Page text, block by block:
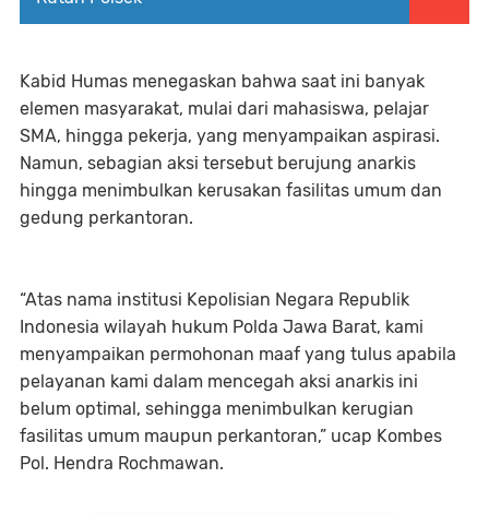
Kabid Humas menegaskan bahwa saat ini banyak
elemen masyarakat, mulai dari mahasiswa, pelajar
SMA, hingga pekerja, yang menyampaikan aspirasi.
Namun, sebagian aksi tersebut berujung anarkis
hingga menimbulkan kerusakan fasilitas umum dan
gedung perkantoran.
“Atas nama institusi Kepolisian Negara Republik
Indonesia wilayah hukum Polda Jawa Barat, kami
menyampaikan permohonan maaf yang tulus apabila
pelayanan kami dalam mencegah aksi anarkis ini
belum optimal, sehingga menimbulkan kerugian
fasilitas umum maupun perkantoran,” ucap Kombes
Pol. Hendra Rochmawan.